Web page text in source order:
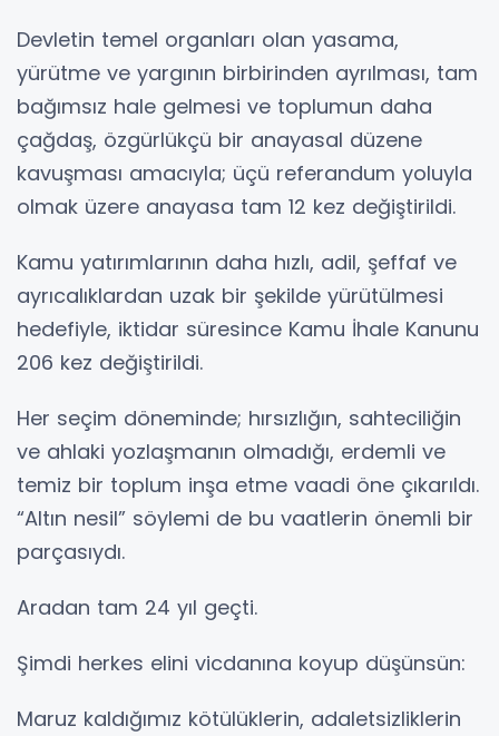
Devletin temel organları olan yasama,
yürütme ve yargının birbirinden ayrılması, tam
bağımsız hale gelmesi ve toplumun daha
çağdaş, özgürlükçü bir anayasal düzene
kavuşması amacıyla; üçü referandum yoluyla
olmak üzere anayasa tam 12 kez değiştirildi.
Kamu yatırımlarının daha hızlı, adil, şeffaf ve
ayrıcalıklardan uzak bir şekilde yürütülmesi
hedefiyle, iktidar süresince Kamu İhale Kanunu
206 kez değiştirildi.
Her seçim döneminde; hırsızlığın, sahteciliğin
ve ahlaki yozlaşmanın olmadığı, erdemli ve
temiz bir toplum inşa etme vaadi öne çıkarıldı.
“Altın nesil” söylemi de bu vaatlerin önemli bir
parçasıydı.
Aradan tam 24 yıl geçti.
Şimdi herkes elini vicdanına koyup düşünsün:
Maruz kaldığımız kötülüklerin, adaletsizliklerin